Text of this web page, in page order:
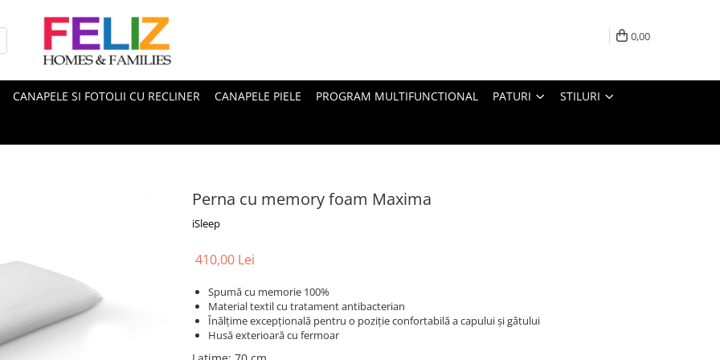
0,00
CANAPELE SI FOTOLII CU RECLINER CANAPELE PIELE PROGRAM MULTIFUNCTIONAL PATURI STILURI
Perna cu memory foam Maxima
iSleep
410,00 Lei
Spumă cu memorie 100%
Material textil cu tratament antibacterian
Înălțime excepțională pentru o poziție confortabilă a capului și gâtului
Husă exterioară cu fermoar